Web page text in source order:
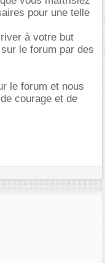
pour une telle
à votre but
le forum par des
le forum et nous
courage et de